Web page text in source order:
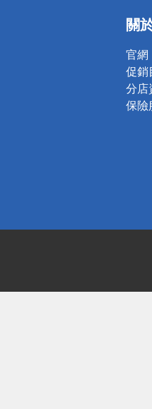
關
官網
促銷
分店
保險